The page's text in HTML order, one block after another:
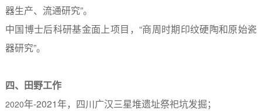
器生产、流通研究”。
中国博士后科研基金面上项目，“商周时期印纹硬陶和原始瓷
器研究”。
四、田野工作
2020年-2021年，四川广汉三星堆遗址祭祀坑发掘；